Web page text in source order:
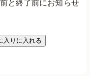
と終了前にお知らせ
入りに入れる